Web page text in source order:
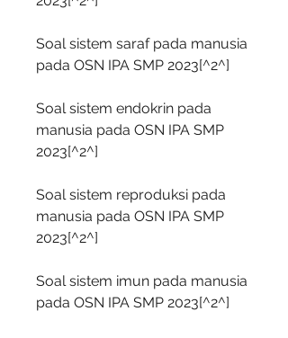
Soal sistem saraf pada manusia
pada OSN IPA SMP 2023[^2^]
Soal sistem endokrin pada
manusia pada OSN IPA SMP
2023[^2^]
Soal sistem reproduksi pada
manusia pada OSN IPA SMP
2023[^2^]
Soal sistem imun pada manusia
pada OSN IPA SMP 2023[^2^]